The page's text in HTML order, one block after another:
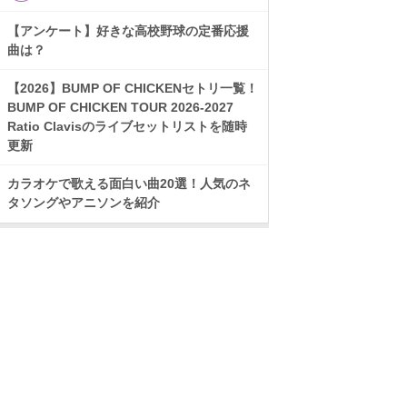
【アンケート】好きな高校野球の定番応援
曲は？
【2026】BUMP OF CHICKENセトリ一覧！
BUMP OF CHICKEN TOUR 2026-2027
Ratio Clavisのライブセットリストを随時
更新
カラオケで歌える面白い曲20選！人気のネ
タソングやアニソンを紹介